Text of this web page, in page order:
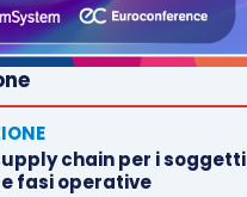
chain per i soggetti
e fasi operative